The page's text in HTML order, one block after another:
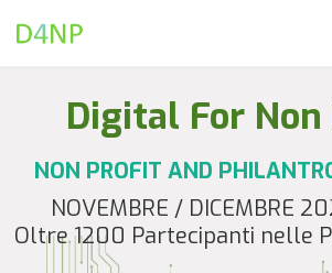
Digital For
NON PROFIT AND
NOVEMBRE / DICEMBRE
Oltre 1200 Partecipanti nelle